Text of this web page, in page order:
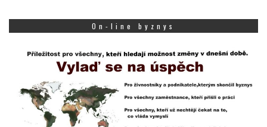
On-line byznys